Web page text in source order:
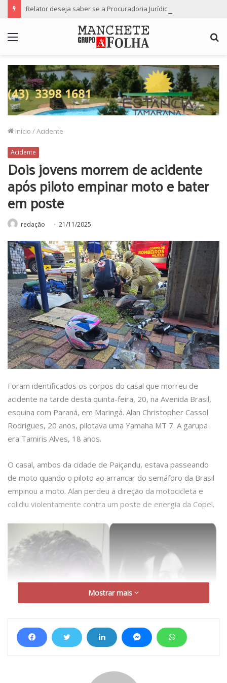
Início /Acidente
Acidente
Dois jovens morrem de acidente
após piloto empinar moto e bater
em poste
redação 21/11/2025
Foram identificados os corpos do casal que morreu de
acidente na tarde desta quinta-feira, 20, na Avenida Brasil,
esquina com Paraná, em Maringá. Alan Christopher Cassol
Rodrigues, 20 anos, pilotava uma Yamaha MT 7. A garupa
era Tamiris Alves, 18 anos.
O casal, ambos da cidade de Paiçandu, estava passeando
de moto quando o piloto ao arrancar do semáforo da Brasil
empinou a moto. Alan perdeu a direção da motocicleta e
colidiu violentamente contra um poste de energia da Copel.
Mostrar mais